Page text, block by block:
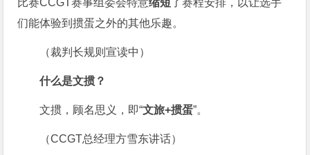
们能体验到掼蛋之外的其他乐趣。
（裁判长规则宣读中）
什么是文掼？
文掼，顾名思义，即“文旅+掼蛋”。
（CCGT总经理方雪东讲话）